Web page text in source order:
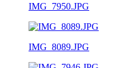
IMG_7950.JPG
IMG_8089.JPG